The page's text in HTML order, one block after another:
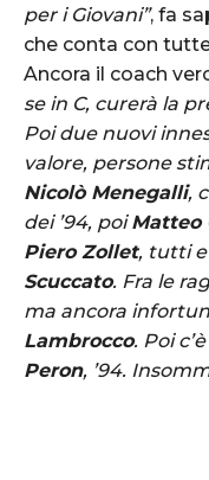
per i Giovani”, fa
che conta con
Ancora il coach
se in C, curerà la
Poi due nuovi
valore, persone
Nicolò Menegalli,
dei ’94, poiMatteo
Piero Zollet, tutti e
Scuccato. Fra le
ma ancora
Lambrocco. Poi c’è
Peron, ’94.